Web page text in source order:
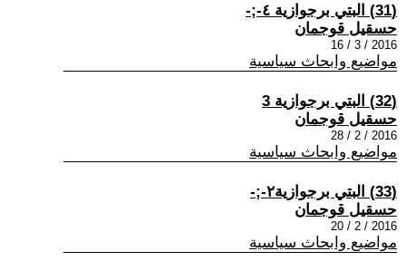
(31) البتي برجوازية ٤-;-
حسقيل قوجمان
2016 / 3 / 16
مواضيع وابحاث سياسية
(32) البتي برجوازية 3
حسقيل قوجمان
2016 / 2 / 28
مواضيع وابحاث سياسية
(33) البتي برجوازية٢-;-
حسقيل قوجمان
2016 / 2 / 20
مواضيع وابحاث سياسية